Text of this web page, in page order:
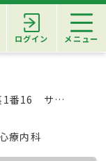
ログイン メニュー
ルシェ大久保内
療内科